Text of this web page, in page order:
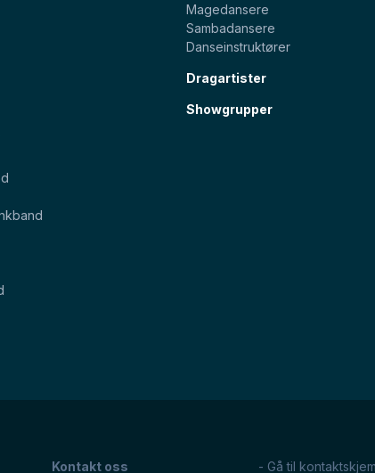
Magedansere
Sambadansere
Danseinstruktører
Dragartister
Showgrupper
Kontakt oss - Gå til